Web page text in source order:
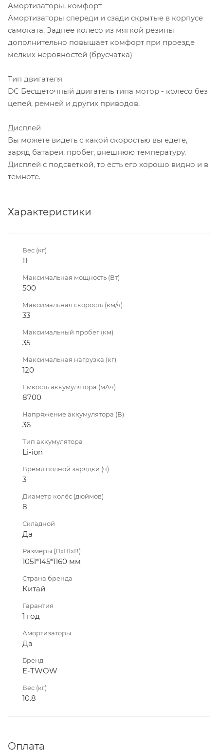
Амортизаторы, комфорт
Амортизаторы спереди и сзади скрытые в корпусе
самоката. Заднее колесо из мягкой резины
дополнительно повышает комфорт при проезде
мелких неровностей (брусчатка)
Тип двигателя
DC Бесщеточный двигатель типа мотор - колесо без
цепей, ремней и других приводов.
Дисплей
Вы можете видеть с какой скоростью вы едете,
заряд батареи, пробег, внешнюю температуру.
Дисплей с подсветкой, то есть его хорошо видно и в
темноте.
Характеристики
Вес (кг)
11
Максимальная мощность (Вт)
500
Максимальная скорость (км/ч)
33
Максимальный пробег (км)
35
Максимальная нагрузка (кг)
120
Емкость аккумулятора (мАч)
8700
Напряжение аккумулятора (В)
36
Тип аккумулятора
Li-ion
Время полной зарядки (ч)
3
Диаметр колёс (дюймов)
8
Складной
Да
Размеры (ДхШхВ)
1051*145*1160 мм
Страна бренда
Китай
Гарантия
1 год
Амортизаторы
Да
Бренд
E-TWOW
Вес (кг)
10.8
Оплата